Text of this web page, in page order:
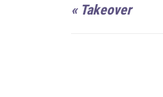
« Takeover